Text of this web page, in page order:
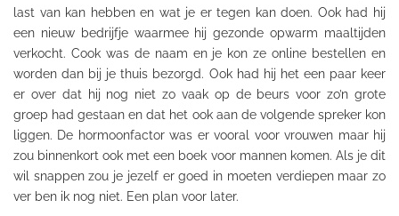
last van kan hebben en wat je er tegen kan doen. Ook had hij
een nieuw bedrijfje waarmee hij gezonde opwarm maaltijden
verkocht. Cook was de naam en je kon ze online bestellen en
worden dan bij je thuis bezorgd. Ook had hij het een paar keer
er over dat hij nog niet zo vaak op de beurs voor zo’n grote
groep had gestaan en dat het ook aan de volgende spreker kon
liggen. De hormoonfactor was er vooral voor vrouwen maar hij
zou binnenkort ook met een boek voor mannen komen. Als je dit
wil snappen zou je jezelf er goed in moeten verdiepen maar zo
ver ben ik nog niet. Een plan voor later.